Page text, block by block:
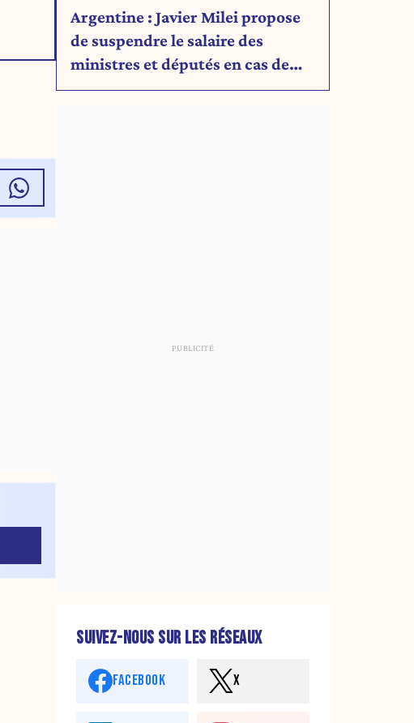
Argentine : Javier Milei propose
de suspendre le salaire des
ministres et députés en cas de
déficit budgétaire
SUIVEZ-NOUS SUR LES RÉSEAUX
FACEBOOK X